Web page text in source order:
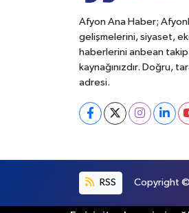
Afyon Ana Haber;
gelişmelerini, siyaset,
haberlerini anbean
kaynağınızdır. Doğru,
adresi.
RSS Copyright ©